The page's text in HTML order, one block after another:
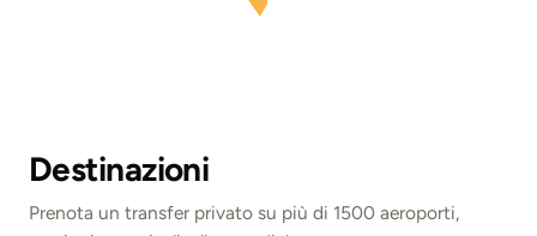
Destinazioni
Prenota un transfer privato su più di 1500 aeroporti,